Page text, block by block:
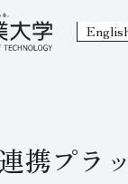
携プラ